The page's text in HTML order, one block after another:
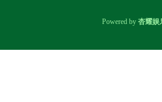
Powered by 杏耀娱